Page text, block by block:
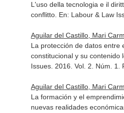
L'uso della tecnologia e il
conflitto. En: Labour & Law
Aguilar del Castillo, Mari
La protección de datos entre
constitucional y su contenido
Issues. 2016. Vol. 2. Núm. 1.
Aguilar del Castillo, Mari
La formación y el
nuevas realidades